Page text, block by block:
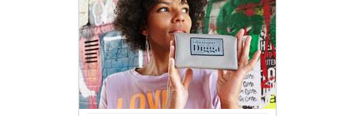
Portemonnaie
OHMMM
DIGGA
metallic
Look
Label
Leder